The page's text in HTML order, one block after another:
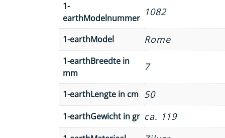
1-
earthModelnummer
1082
1-earthModel Rome
1-earthBreedte in
mm
7
1-earthLengte in cm 50
1-earthGewicht in gr ca. 119